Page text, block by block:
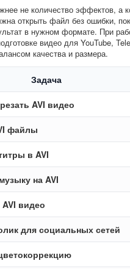
не количество эффектов, а
открыть файл без ошибки,
в нужном формате. При
видео для YouTube,
качества и размера.
Задача
AVI видео
файлы
в AVI
на AVI
видео
для социальных сетей